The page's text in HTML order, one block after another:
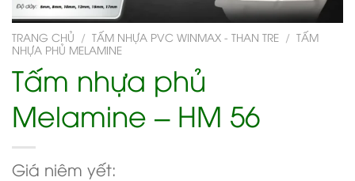
TRANG CHỦ / TẤM NHỰA PVC WINMAX - THAN TRE / TẤM
NHỰA PHỦ MELAMINE
Tấm nhựa phủ
Melamine – HM 56
Giá niêm yết: